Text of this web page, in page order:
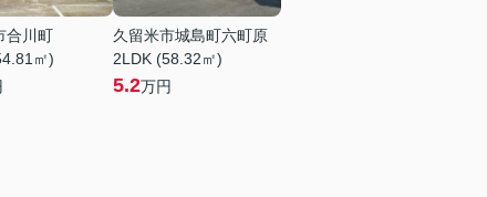
合川町
㎡)
久留米市城島町六町原
2LDK (58.32㎡)
5.2万円